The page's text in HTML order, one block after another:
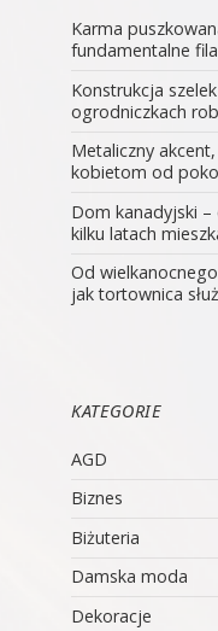
Karma
fundamentalne
Konstrukcja
ogrodniczkach
Metaliczny
kobietom od
Dom kanadyjski –
kilku latach
Od
jak tortownica
KATEGORIE
AGD
Biznes
Biżuteria
Damska moda
Dekoracje